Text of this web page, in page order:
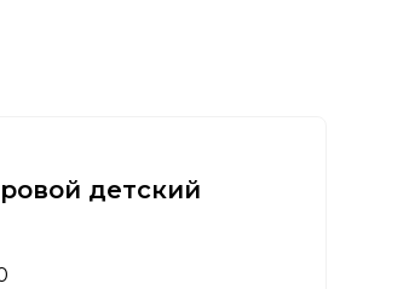
детский